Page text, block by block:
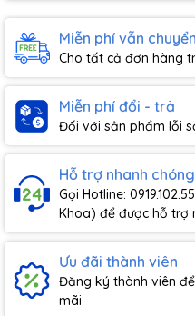
Miễn phí vẫn chuyển
Cho tất cả đơn hàng
Miễn phí đổi - trả
Đối với sản phẩm lỗi
Hỗ trợ nhanh chóng
Gọi Hotline:
Khoa) để được hỗ trợ
Ưu đãi thành viên
Đăng ký thành viên
mãi